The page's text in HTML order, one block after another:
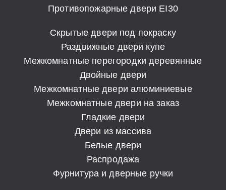
Противопожарные двери EI30
Скрытые двери под покраску
Раздвижные двери купе
Межкомнатные перегородки деревянные
Двойные двери
Межкомнатные двери алюминиевые
Межкомнатные двери на заказ
Гладкие двери
Двери из массива
Белые двери
Распродажа
Фурнитура и дверные ручки